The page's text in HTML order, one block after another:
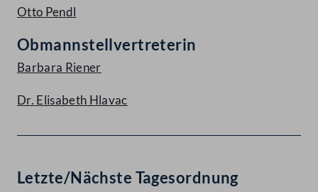
Otto Pendl
Obmannstellvertreterin
Barbara Riener
Dr. Elisabeth Hlavac
Letzte/Nächste Tagesordnung